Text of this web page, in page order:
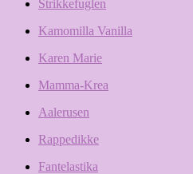
Strikkefuglen
Kamomilla Vanilla
Karen Marie
Mamma-Krea
Aalerusen
Rappedikke
Fantelastika